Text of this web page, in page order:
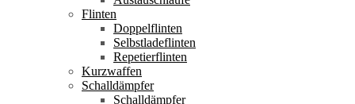
Flinten
Doppelflinten
Selbstladeflinten
Repetierflinten
Kurzwaffen
Schalldämpfer
Schalldämpfer